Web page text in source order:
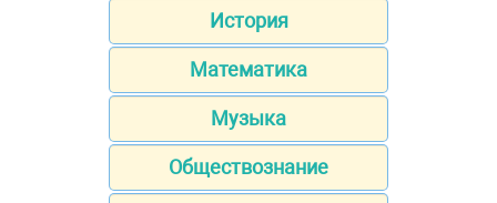
История
Математика
Музыка
Обществознание